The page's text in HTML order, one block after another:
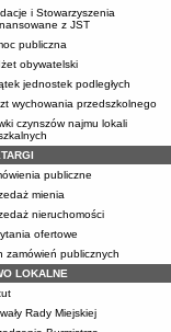
i Stowarzyszenia
z JST
publiczna
obywatelski
jednostek podległych
wychowania przedszkolnego
czynszów najmu lokali
publiczne
mienia
nieruchomości
ofertowe
zamówień publicznych
LOKALNE
Rady Miejskiej